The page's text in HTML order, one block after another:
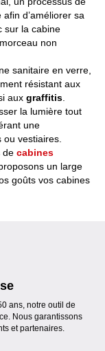
d’améliorer sa
sur la cabine
non
sanitaire en verre,
résistant aux
aux graffitis.
la lumière tout
une
ou vestiaires.
de cabines
un large
goûts vos cabines
ans, notre outil de
Nous garantissons
et partenaires.